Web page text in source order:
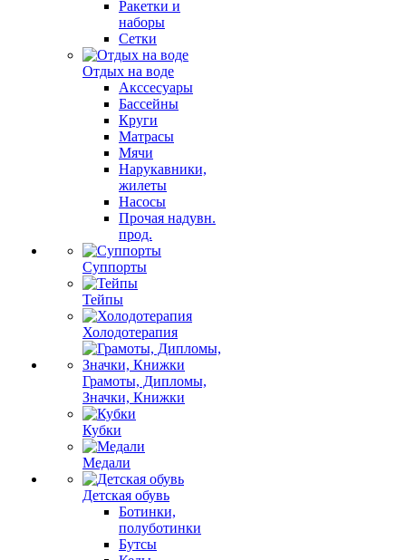
Ракетки и
наборы
Сетки
Отдых на воде
Акссесуары
Бассейны
Круги
Матрасы
Мячи
Нарукавники,
жилеты
Насосы
Прочая надувн.
прод.
Суппорты
Тейпы
Холодотерапия
Грамоты, Дипломы,
Значки, Книжки
Кубки
Медали
Детская обувь
Ботинки,
полуботинки
Бутсы